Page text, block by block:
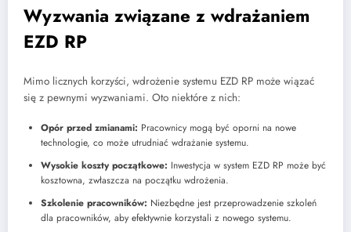
Wyzwania związane z wdrażaniem
EZD RP
Mimo licznych korzyści, wdrożenie systemu EZD RP może wiązać
się z pewnymi wyzwaniami. Oto niektóre z nich:
Opór przed zmianami: Pracownicy mogą być oporni na nowe
technologie, co może utrudniać wdrażanie systemu.
Wysokie koszty początkowe: Inwestycja w system EZD RP może być
kosztowna, zwłaszcza na początku wdrożenia.
Szkolenie pracowników: Niezbędne jest przeprowadzenie szkoleń
dla pracowników, aby efektywnie korzystali z nowego systemu.